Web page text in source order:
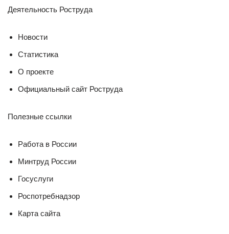
Деятельность Роструда
Новости
Статистика
О проекте
Официальный сайт Роструда
Полезные ссылки
Работа в России
Минтруд России
Госуслуги
Роспотребнадзор
Карта сайта